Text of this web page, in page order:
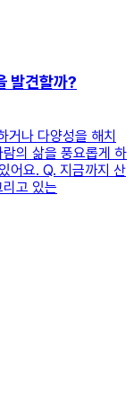
발견할까?
거나 다양성을 해치
의 삶을 풍요롭게 하
어요. Q. 지금까지 산
고 있는